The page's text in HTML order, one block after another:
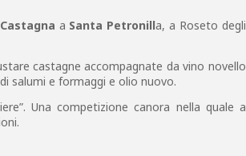
a Santa Petronilla, a Roseto degli
castagne accompagnate da vino novello
salumi e formaggi e olio nuovo.
Una competizione canora nella quale a